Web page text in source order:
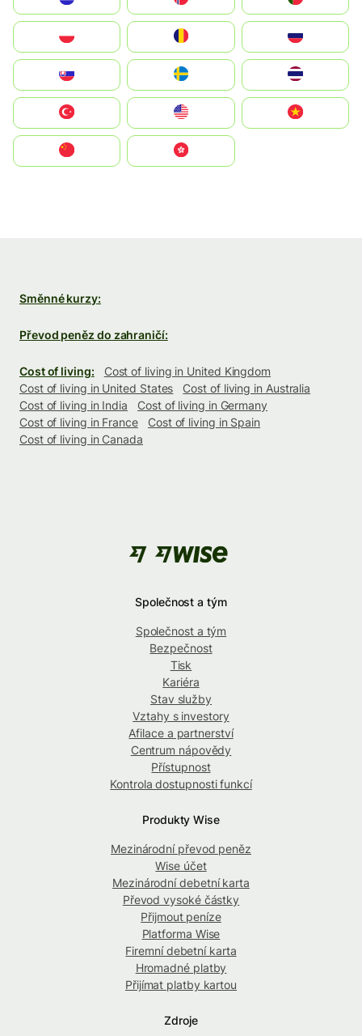
United States
中國香港特別行政區
Směnné kurzy:
Převod peněz do zahraničí:
Cost of living:
Cost of living in United Kingdom
Cost of living in United States
Cost of living in Australia
Cost of living in India
Cost of living in Germany
Cost of living in France
Cost of living in Spain
Cost of living in Canada
Společnost a tým
Společnost a tým
Bezpečnost
Tisk
Kariéra
Stav služby
Vztahy s investory
Afilace a partnerství
Centrum nápovědy
Přístupnost
Kontrola dostupnosti funkcí
Produkty Wise
Mezinárodní převod peněz
Wise účet
Mezinárodní debetní karta
Převod vysoké částky
Přijmout peníze
Platforma Wise
Firemní debetní karta
Hromadné platby
Přijímat platby kartou
Zdroje